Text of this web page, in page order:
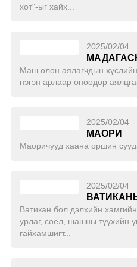
хот"-ыг хайх...
2025/02/04
Маш олон аялагчдын
нэгэн арлаар өнөөдөр
2025/02/04
МАОРИ
Маоричууд хаана оршин
2025/02/04
Ватикан бол дэлхийн
урлаг, соёл, шашны түүхийн
гайхамшигт...